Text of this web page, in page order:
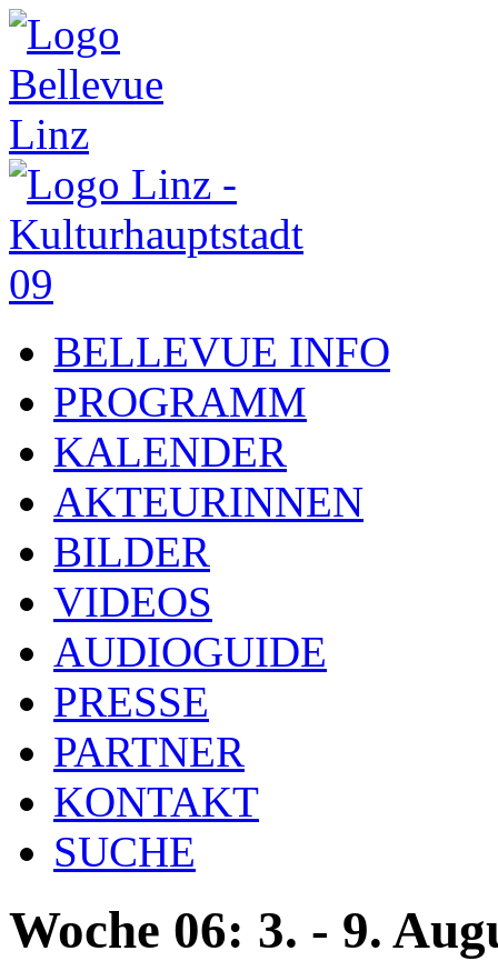
BELLEVUE INFO
PROGRAMM
KALENDER
AKTEURINNEN
BILDER
VIDEOS
AUDIOGUIDE
PRESSE
PARTNER
KONTAKT
SUCHE
Woche 06: 3. - 9.